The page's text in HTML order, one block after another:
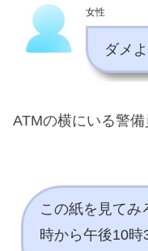
女性
ダメ
ATMの横にいる警備
この紙を見てみ
時から午後10